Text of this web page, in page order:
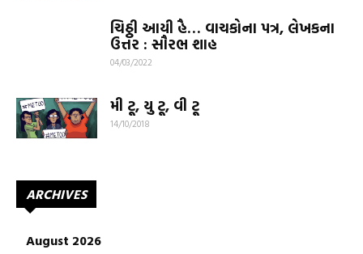
ચિઠ્ઠી આયી હૈ… વાચકોના પત્ર, લેખકના
ઉત્તર : સૌરભ શાહ
04/03/2022
મી ટૂ, યુ ટૂ, વી ટૂ
14/10/2018
ARCHIVES
August 2026